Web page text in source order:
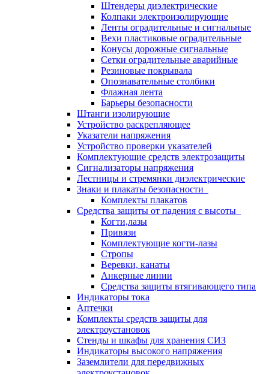
Штендеры диэлектрические
Колпаки электроизолирующие
Ленты оградительные и сигнальные
Вехи пластиковые оградительные
Конусы дорожные сигнальные
Сетки оградительные аварийные
Резиновые покрывала
Опознавательные столбики
Флажная лента
Барьеры безопасности
Штанги изолирующие
Устройство раскрепляющее
Указатели напряжения
Устройство проверки указателей
Комплектующие средств электрозащиты
Сигнализаторы напряжения
Лестницы и стремянки диэлектрические
Знаки и плакаты безопасности
Комплекты плакатов
Средства защиты от падения с высоты
Когти,лазы
Привязи
Комплектующие когти-лазы
Стропы
Веревки, канаты
Анкерные линии
Средства защиты втягивающего типа
Индикаторы тока
Аптечки
Комплекты средств защиты для
электроустановок
Стенды и шкафы для хранения СИЗ
Индикаторы высокого напряжения
Заземлители для передвижных